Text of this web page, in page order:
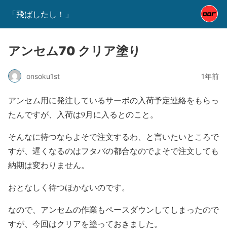
「飛ばしたし！」
アンセム70 クリア塗り
onsoku1st 1年前
アンセム用に発注しているサーボの入荷予定連絡をもらっ
たんですが、入荷は9月に入るとのこと。
そんなに待つならよそで注文するわ、と言いたいところで
すが、遅くなるのはフタバの都合なのでよそで注文しても
納期は変わりません。
おとなしく待つほかないのです。
なので、アンセムの作業もペースダウンしてしまったので
すが、今回はクリアを塗っておきました。